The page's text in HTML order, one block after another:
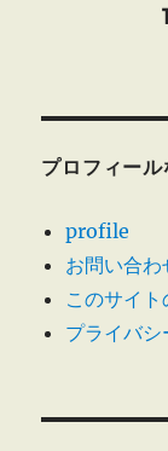
ス
三
者
員
会
の
ー
ジ
り
固定ページ1
プロフィール
profile
お問い合わ
このサイト
プライバシ